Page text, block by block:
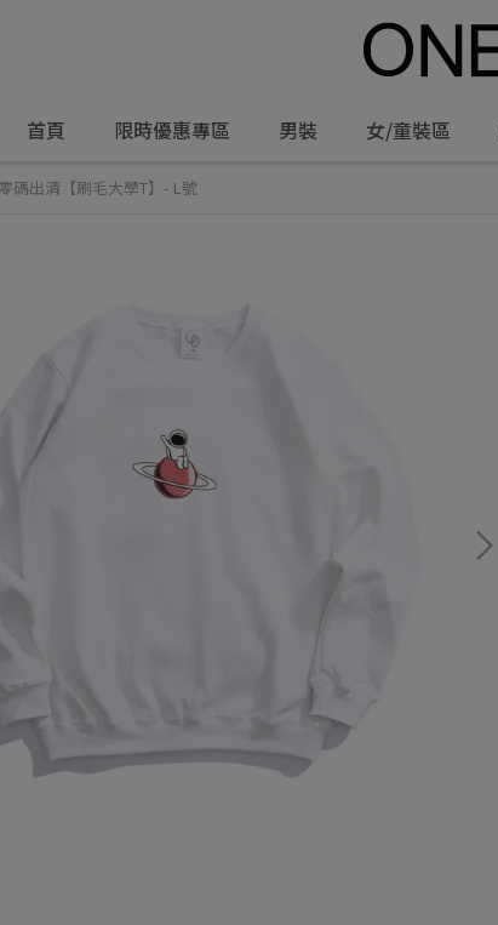
首頁 限時優惠專區 男裝 女/童裝區
零碼出清【刷毛大學T】- L號